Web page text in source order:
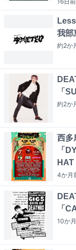
我部
約2か
「
約2か
西多
「
4か月
「
10か月